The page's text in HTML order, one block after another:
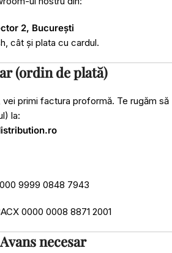
2, București
cât și plata cu cardul.
(ordin de plată)
vei primi factura proformă. Te rugăm să
la:
9999 0848 7943
0000 0008 8871 2001
necesar